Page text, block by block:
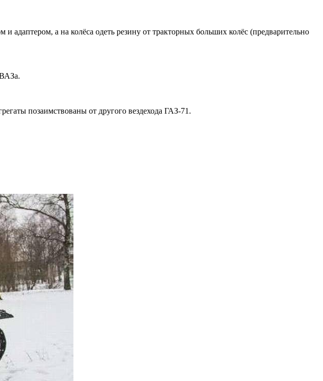
адаптером, а на колёса одеть резину от тракторных больших колёс (предварительно
позаимствованы от другого вездехода ГАЗ-71.